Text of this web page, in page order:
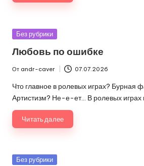
Опубликовано
Без рубрики
Любовь по ошибке
Запись
от
От andr-caver 07.07.2026
Что главное в ролевых играх? Бурная
Артистизм? Не-е-ет… В ролевых играх
Читать далее
Опубликовано
Без рубрики